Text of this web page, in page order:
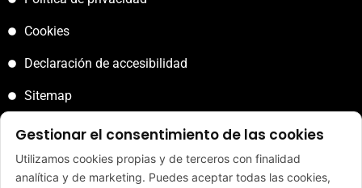
Cookies
Declaración de accesibilidad
Sitemap
Gestionar el consentimiento de las cookies
Utilizamos cookies propias y de terceros con finalidad
analítica y de marketing. Puedes aceptar todas las cookies,